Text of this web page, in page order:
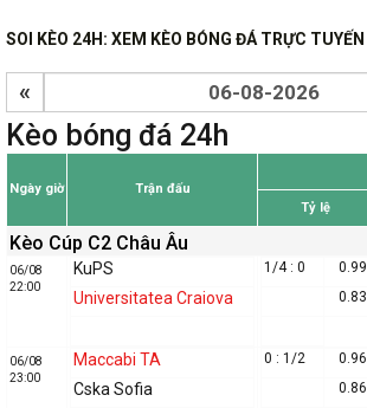
SOI KÈO 24H: XEM KÈO BÓNG ĐÁ TRỰC TUYẾN
«
Kèo bóng đá 24h
Ngày giờ Trận đấu
Tỷ lệ
Kèo Cúp C2 Châu Âu
06/08
22:00
KuPS
Universitatea Craiova
1/4 : 0
0.99
0.83
06/08
23:00
Maccabi TA
Cska Sofia
0 : 1/2
0.96
0.86